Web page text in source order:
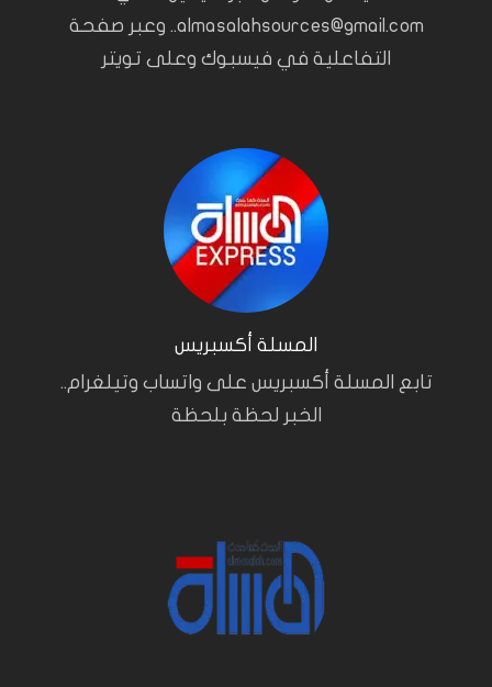
almasalahsources@gmail.com.. وعبر صفحة
التفاعلية في فيسبوك وعلى تويتر
المسلة أكسبريس
تابع المسلة أكسبريس على واتساب وتيلغرام..
الخبر لحظة بلحظة